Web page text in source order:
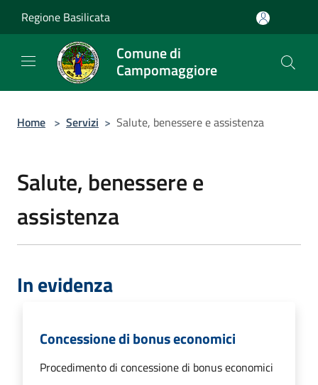
Regione Basilicata
Comune di
Campomaggiore
Home > Servizi > Salute, benessere e assistenza
Salute, benessere e
assistenza
In evidenza
Concessione di bonus economici
Procedimento di concessione di bonus economici